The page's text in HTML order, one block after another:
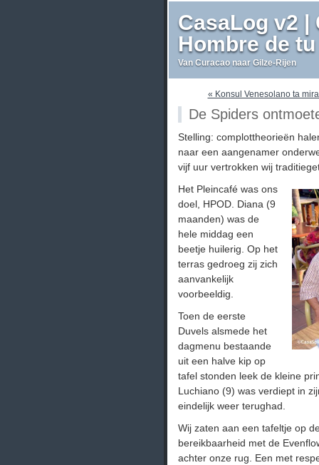
CasaLog v2 |
Hombre de tu
Van Curacao naar Gilze-Rijen
« Konsul Venesolano ta
De Spiders
Stelling: complottheorieën
naar een aangenamer
vijf uur vertrokken wij
Het Pleincafé was ons
doel, HPOD. Diana (9
maanden) was de
hele middag een
beetje huilerig. Op het
terras gedroeg zij zich
aanvankelijk
voorbeeldig.
Toen de eerste
Duvels alsmede het
dagmenu bestaande
uit een halve kip op
tafel stonden leek de kleine
Luchiano (9) was verdiept in
eindelijk weer terughad.
Wij zaten aan een tafeltje op
bereikbaarheid met de
achter onze rug. Een met